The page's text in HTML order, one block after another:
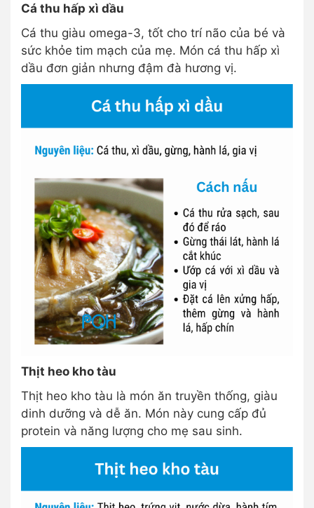
Cá thu hấp xì dầu
Cá thu giàu omega-3, tốt cho trí não của bé và
sức khỏe tim mạch của mẹ. Món cá thu hấp xì
dầu đơn giản nhưng đậm đà hương vị.
Thịt heo kho tàu
Thịt heo kho tàu là món ăn truyền thống, giàu
dinh dưỡng và dễ ăn. Món này cung cấp đủ
protein và năng lượng cho mẹ sau sinh.